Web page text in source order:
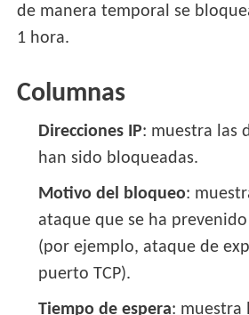
de manera temporal se
1 hora.
Columnas
Direcciones IP: muestra las
han sido bloqueadas.
Motivo del bloqueo:
ataque que se ha
(por ejemplo, ataque de
puerto TCP).
Tiempo de espera: muestra